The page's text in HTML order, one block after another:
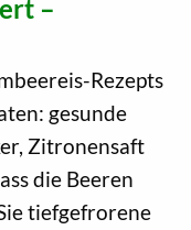
–
Rezepts
gesunde
Zitronensaft
die Beeren
tiefgefrorene